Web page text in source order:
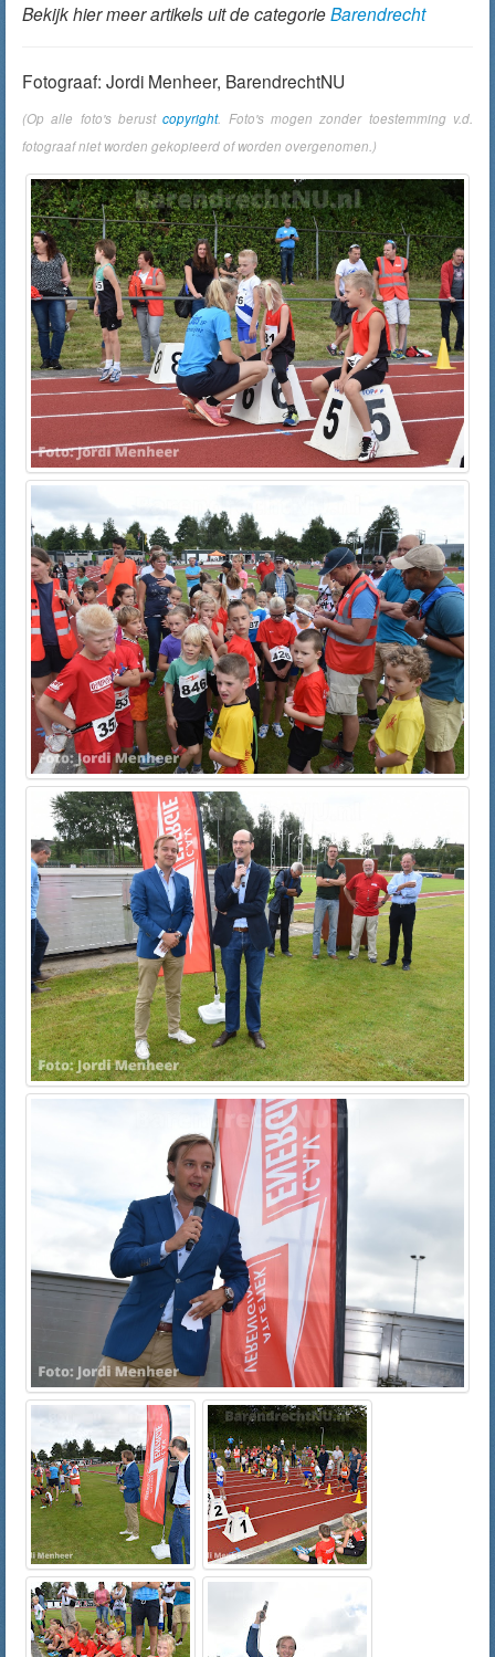
Bekijk hier meer artikels uit de categorieBarendrecht
Fotograaf: Jordi Menheer, BarendrechtNU
(Op alle foto's berustcopyright. Foto's mogen zonder toestemming v.d.
fotograaf niet worden gekopieerd of worden overgenomen.)